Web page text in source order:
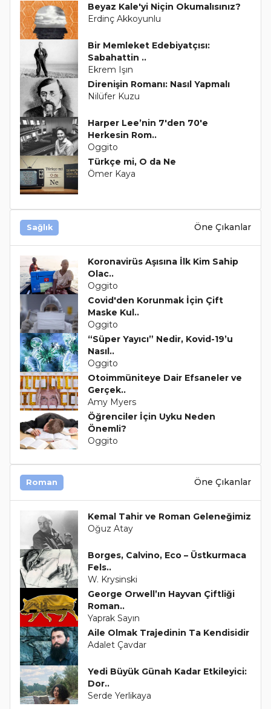
Beyaz Kale'yi Niçin Okumalısınız?
Erdinç Akkoyunlu
Bir Memleket Edebiyatçısı:
Sabahattin ..
Ekrem Işın
Direnişin Romanı: Nasıl Yapmalı
Nilüfer Kuzu
Harper Lee’nin 7'den 70'e
Herkesin Rom..
Oggito
Türkçe mi, O da Ne
Ömer Kaya
Sağlık Öne Çıkanlar
Koronavirüs Aşısına İlk Kim Sahip
Olac..
Oggito
Covid'den Korunmak İçin Çift
Maske Kul..
Oggito
“Süper Yayıcı” Nedir, Kovid-19’u
Nasıl..
Oggito
Otoimmüniteye Dair Efsaneler ve
Gerçek..
Amy Myers
Öğrenciler İçin Uyku Neden
Önemli?
Oggito
Roman Öne Çıkanlar
Kemal Tahir ve Roman Geleneğimiz
Oğuz Atay
Borges, Calvino, Eco – Üstkurmaca
Fels..
W. Krysinski
George Orwell’ın Hayvan Çiftliği
Roman..
Yaprak Sayın
Aile Olmak Trajedinin Ta Kendisidir
Adalet Çavdar
Yedi Büyük Günah Kadar Etkileyici:
Dor..
Serde Yerlikaya